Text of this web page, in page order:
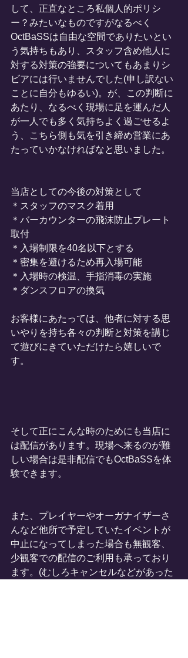
して、正直なところ私個人的ポリシ
ー？みたいなものですがなるべく
OctBaSSは自由な空間でありたいとい
う気持ちもあり、スタッフ含め他人に
対する対策の強要についてもあまりシ
ビアには行いませんでした(申し訳ない
ことに自分もゆるい)。が、この判断に
あたり、なるべく現場に足を運んだ人
が一人でも多く気持ちよく過ごせるよ
う、こちら側も気を引き締め営業にあ
たっていかなければなと思いました。
当店としての今後の対策として
＊スタッフのマスク着用
＊バーカウンターの飛沫防止プレート
取付
＊入場制限を40名以下とする
＊密集を避けるため再入場可能
＊入場時の検温、手指消毒の実施
＊ダンスフロアの換気
お客様にあたっては、他者に対する思
いやりを持ち各々の判断と対策を講じ
て遊びにきていただけたら嬉しいで
す。
そして正にこんな時のためにも当店に
は配信があります。現場へ来るのが難
しい場合は是非配信でもOctBaSSを体
験できます。
また、プレイヤーやオーガナイザーさ
んなど他所で予定していたイベントが
中止になってしまった場合も無観客、
少観客での配信のご利用も承っており
ます。(むしろキャンセルなどがあった